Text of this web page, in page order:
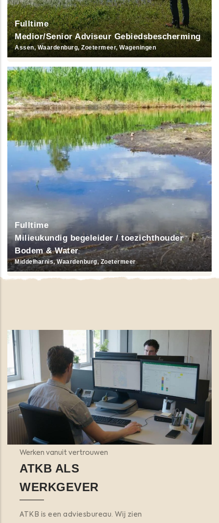
Fulltime
Medior/Senior Adviseur Gebiedsbescherming
Assen, Waardenburg, Zoetermeer, Wageningen
Fulltime
Milieukundig begeleider / toezichthouder
Bodem & Water
Middelharnis, Waardenburg, Zoetermeer
Werken vanuit vertrouwen
ATKB ALS
WERKGEVER
ATKB is een adviesbureau. Wij zien